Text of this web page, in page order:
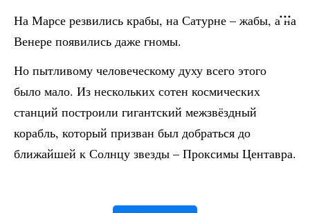
На Марсе резвились крабы, на Сатурне – жабы, а на
Венере появились даже гномы.
Но пытливому человеческому духу всего этого
было мало. Из нескольких сотен космических
станций построили гигантский межзвёздный
корабль, который призван был добраться до
ближайшей к Солнцу звезды – Проксимы Центавра.